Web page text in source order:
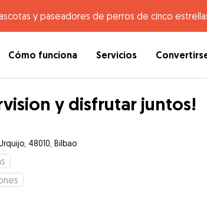
y paseadores de perros de cinco
Cómo funciona Servicios
y disfrutar juntos!
48010, Bilbao